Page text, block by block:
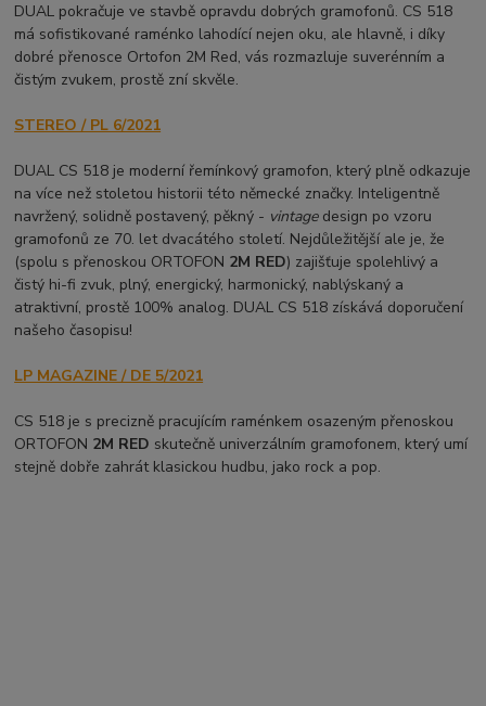
DUAL pokračuje ve stavbě opravdu dobrých gramofonů. CS 518
má sofistikované raménko lahodící nejen oku, ale hlavně, i díky
dobré přenosce Ortofon 2M Red, vás rozmazluje suverénním a
čistým zvukem, prostě zní skvěle.
STEREO / PL 6/2021
DUAL CS 518 je moderní řemínkový gramofon, který plně odkazuje
na více než stoletou historii této německé značky. Inteligentně
navržený, solidně postavený, pěkný - vintagedesign po vzoru
gramofonů ze 70. let dvacátého století. Nejdůležitější ale je, že
(spolu s přenoskou ORTOFON 2M RED) zajišťuje spolehlivý a
čistý hi-fi zvuk, plný, energický, harmonický, nablýskaný a
atraktivní, prostě 100% analog. DUAL CS 518 získává doporučení
našeho časopisu!
LP MAGAZINE / DE 5/2021
CS 518 je s precizně pracujícím raménkem osazeným přenoskou
ORTOFON 2M RED skutečně univerzálním gramofonem, který umí
stejně dobře zahrát klasickou hudbu, jako rock a pop.